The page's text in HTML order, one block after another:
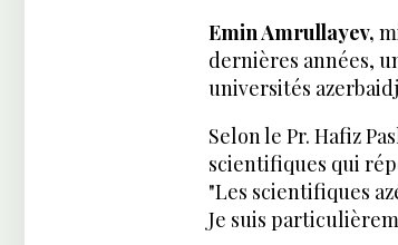
Emin Amrullayev,
dernières années,
universités
Selon le Pr. Hafiz
scientifiques qui
"Les scientifiques
Je suis